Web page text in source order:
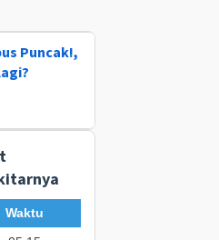
Puncak!,
Waktu